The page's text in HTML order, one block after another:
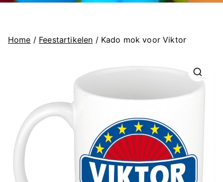
Home / Feestartikelen / Kado mok voor Viktor